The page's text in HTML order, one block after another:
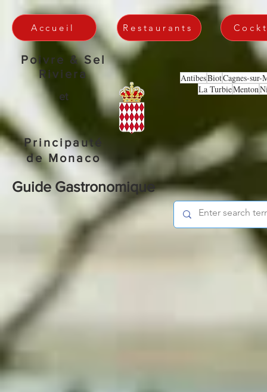
Accueil Restaurants
Poivre & Sel
Riviera
et
Principauté
de Monaco
Guide Gastronomique
AntibesBiotCagnes-sur-
La TurbieMenton